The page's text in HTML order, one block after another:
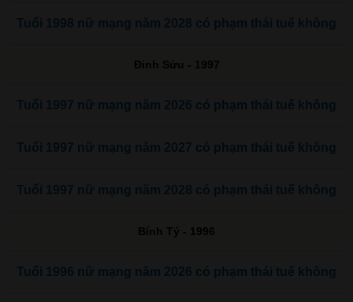
Tuổi 1998 nữ mạng năm 2028 có phạm thái tuế không
Đinh Sửu - 1997
Tuổi 1997 nữ mạng năm 2026 có phạm thái tuế không
Tuổi 1997 nữ mạng năm 2027 có phạm thái tuế không
Tuổi 1997 nữ mạng năm 2028 có phạm thái tuế không
Bính Tý - 1996
Tuổi 1996 nữ mạng năm 2026 có phạm thái tuế không